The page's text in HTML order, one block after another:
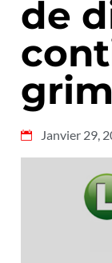
de
Janvier 29,